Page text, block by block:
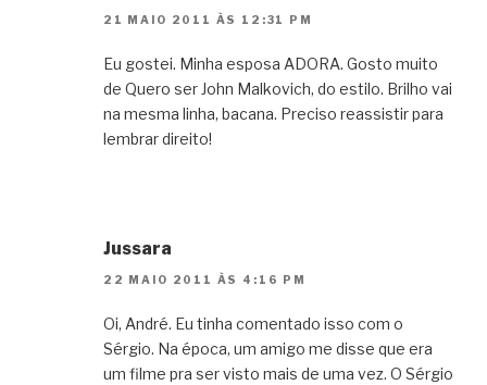
21 MAIO 2011 ÀS 12:31 PM
Eu gostei. Minha esposa ADORA. Gosto muito
de Quero ser John Malkovich, do estilo. Brilho vai
na mesma linha, bacana. Preciso reassistir para
lembrar direito!
Jussara
22 MAIO 2011 ÀS 4:16 PM
Oi, André. Eu tinha comentado isso com o
Sérgio. Na época, um amigo me disse que era
um filme pra ser visto mais de uma vez. O Sérgio